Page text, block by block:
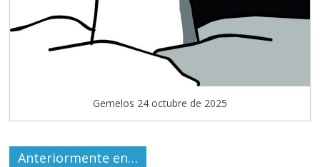
Gemelos 24 octubre de 2025
Anteriormente en…